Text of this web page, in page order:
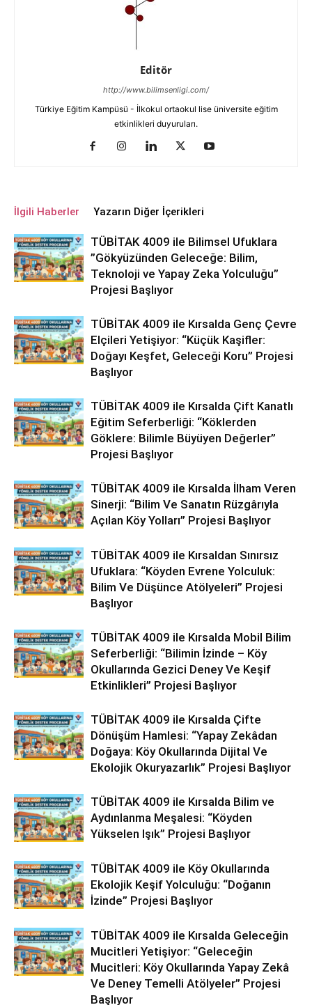
Editör
http://www.bilimsenligi.com/
Türkiye Eğitim Kampüsü - İlkokul ortaokul lise üniversite eğitim
etkinlikleri duyuruları.
İlgili Haberler Yazarın Diğer İçerikleri
TÜBİTAK 4009 ile Bilimsel Ufuklara
”Gökyüzünden Geleceğe: Bilim,
Teknoloji ve Yapay Zeka Yolculuğu”
Projesi Başlıyor
TÜBİTAK 4009 ile Kırsalda Genç Çevre
Elçileri Yetişiyor: “Küçük Kaşifler:
Doğayı Keşfet, Geleceği Koru” Projesi
Başlıyor
TÜBİTAK 4009 ile Kırsalda Çift Kanatlı
Eğitim Seferberliği: “Köklerden
Göklere: Bilimle Büyüyen Değerler”
Projesi Başlıyor
TÜBİTAK 4009 ile Kırsalda İlham Veren
Sinerji: “Bilim Ve Sanatın Rüzgârıyla
Açılan Köy Yolları” Projesi Başlıyor
TÜBİTAK 4009 ile Kırsaldan Sınırsız
Ufuklara: “Köyden Evrene Yolculuk:
Bilim Ve Düşünce Atölyeleri” Projesi
Başlıyor
TÜBİTAK 4009 ile Kırsalda Mobil Bilim
Seferberliği: “Bilimin İzinde – Köy
Okullarında Gezici Deney Ve Keşif
Etkinlikleri” Projesi Başlıyor
TÜBİTAK 4009 ile Kırsalda Çifte
Dönüşüm Hamlesi: “Yapay Zekâdan
Doğaya: Köy Okullarında Dijital Ve
Ekolojik Okuryazarlık” Projesi Başlıyor
TÜBİTAK 4009 ile Kırsalda Bilim ve
Aydınlanma Meşalesi: “Köyden
Yükselen Işık” Projesi Başlıyor
TÜBİTAK 4009 ile Köy Okullarında
Ekolojik Keşif Yolculuğu: “Doğanın
İzinde” Projesi Başlıyor
TÜBİTAK 4009 ile Kırsalda Geleceğin
Mucitleri Yetişiyor: “Geleceğin
Mucitleri: Köy Okullarında Yapay Zekâ
Ve Deney Temelli Atölyeler” Projesi
Başlıyor